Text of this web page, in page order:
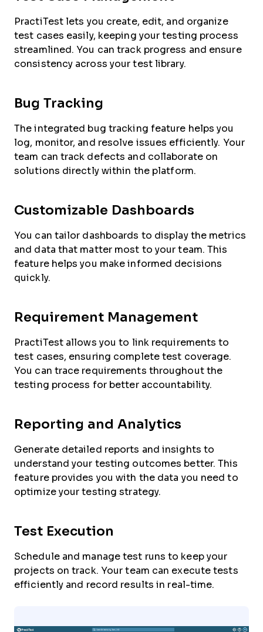
PractiTest lets you create, edit, and organize
test cases easily, keeping your testing process
streamlined. You can track progress and ensure
consistency across your test library.
Bug Tracking
The integrated bug tracking feature helps you
log, monitor, and resolve issues efficiently. Your
team can track defects and collaborate on
solutions directly within the platform.
Customizable Dashboards
You can tailor dashboards to display the metrics
and data that matter most to your team. This
feature helps you make informed decisions
quickly.
Requirement Management
PractiTest allows you to link requirements to
test cases, ensuring complete test coverage.
You can trace requirements throughout the
testing process for better accountability.
Reporting and Analytics
Generate detailed reports and insights to
understand your testing outcomes better. This
feature provides you with the data you need to
optimize your testing strategy.
Test Execution
Schedule and manage test runs to keep your
projects on track. Your team can execute tests
efficiently and record results in real-time.